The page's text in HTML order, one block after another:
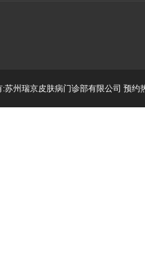
:苏州瑞京皮肤病门诊部有限公司 预约